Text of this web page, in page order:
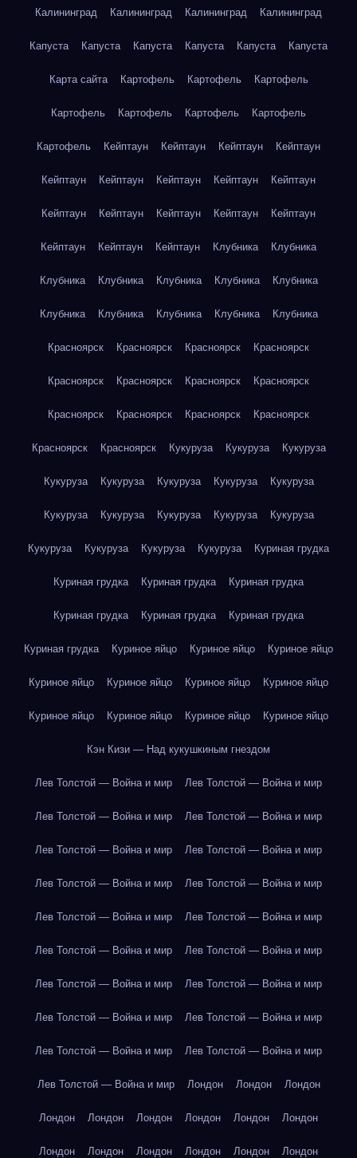
Калининград Калининград Калининград Калининград
Капуста Капуста Капуста Капуста Капуста Капуста
Карта сайта Картофель Картофель Картофель
Картофель Картофель Картофель Картофель
Картофель Кейптаун Кейптаун Кейптаун Кейптаун
Кейптаун Кейптаун Кейптаун Кейптаун Кейптаун
Кейптаун Кейптаун Кейптаун Кейптаун Кейптаун
Кейптаун Кейптаун Кейптаун Клубника Клубника
Клубника Клубника Клубника Клубника Клубника
Клубника Клубника Клубника Клубника Клубника
Красноярск Красноярск Красноярск Красноярск
Красноярск Красноярск Красноярск Красноярск
Красноярск Красноярск Красноярск Красноярск
Красноярск Красноярск Кукуруза Кукуруза Кукуруза
Кукуруза Кукуруза Кукуруза Кукуруза Кукуруза
Кукуруза Кукуруза Кукуруза Кукуруза Кукуруза
Кукуруза Кукуруза Кукуруза Кукуруза Куриная грудка
Куриная грудка Куриная грудка Куриная грудка
Куриная грудка Куриная грудка Куриная грудка
Куриная грудка Куриное яйцо Куриное яйцо Куриное яйцо
Куриное яйцо Куриное яйцо Куриное яйцо Куриное яйцо
Куриное яйцо Куриное яйцо Куриное яйцо Куриное яйцо
Кэн Кизи — Над кукушкиным гнездом
Лев Толстой — Война и мир Лев Толстой — Война и мир
Лев Толстой — Война и мир Лев Толстой — Война и мир
Лев Толстой — Война и мир Лев Толстой — Война и мир
Лев Толстой — Война и мир Лев Толстой — Война и мир
Лев Толстой — Война и мир Лев Толстой — Война и мир
Лев Толстой — Война и мир Лев Толстой — Война и мир
Лев Толстой — Война и мир Лев Толстой — Война и мир
Лев Толстой — Война и мир Лев Толстой — Война и мир
Лев Толстой — Война и мир Лев Толстой — Война и мир
Лев Толстой — Война и мир Лондон Лондон Лондон
Лондон Лондон Лондон Лондон Лондон Лондон
Лондон Лондон Лондон Лондон Лондон Лондон